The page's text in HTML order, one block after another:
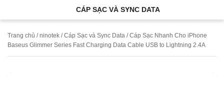
CÁP SẠC VÀ SYNC DATA
Trang chủ /ninotek /Cáp Sạc và Sync Data / Cáp Sạc Nhanh Cho iPhone
Baseus Glimmer Series Fast Charging Data Cable USB to Lightning 2.4A